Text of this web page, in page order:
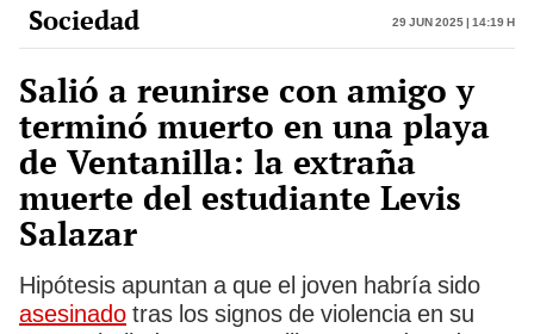
Sociedad 29 Jun 2025 | 14:19 h
Salió a reunirse con amigo y
terminó muerto en una playa
de Ventanilla: la extraña
muerte del estudiante Levis
Salazar
Hipótesis apuntan a que el joven habría sido
asesinado tras los signos de violencia en su